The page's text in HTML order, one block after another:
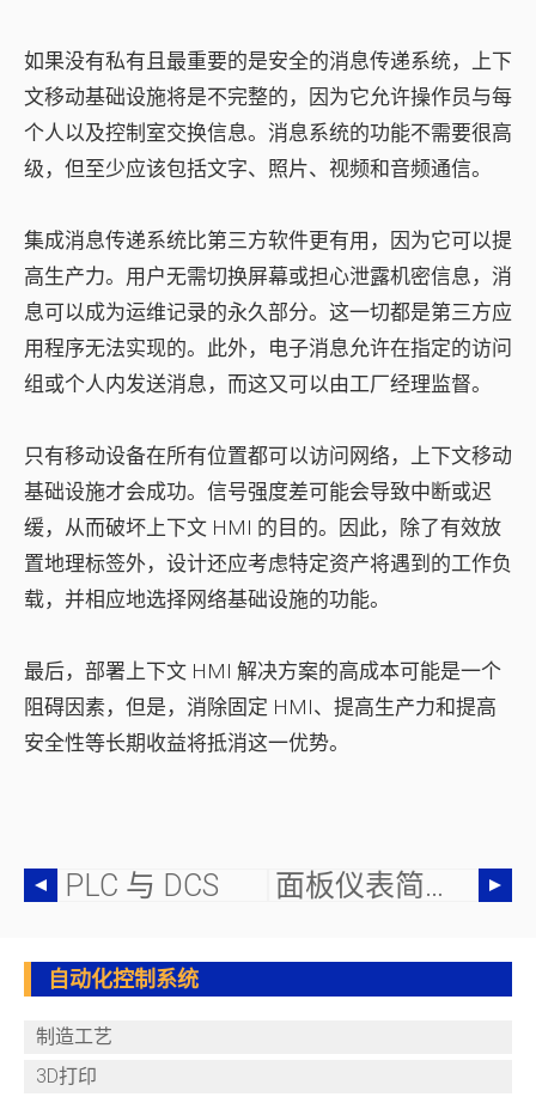
如果没有私有且最重要的是安全的消息传递系统，上下
文移动基础设施将是不完整的，因为它允许操作员与每
个人以及控制室交换信息。消息系统的功能不需要很高
级，但至少应该包括文字、照片、视频和音频通信。
集成消息传递系统比第三方软件更有用，因为它可以提
高生产力。用户无需切换屏幕或担心泄露机密信息，消
息可以成为运维记录的永久部分。这一切都是第三方应
用程序无法实现的。此外，电子消息允许在指定的访问
组或个人内发送消息，而这又可以由工厂经理监督。
只有移动设备在所有位置都可以访问网络，上下文移动
基础设施才会成功。信号强度差可能会导致中断或迟
缓，从而破坏上下文 HMI 的目的。因此，除了有效放
置地理标签外，设计还应考虑特定资产将遇到的工作负
载，并相应地选择网络基础设施的功能。
最后，部署上下文 HMI 解决方案的高成本可能是一个
阻碍因素，但是，消除固定 HMI、提高生产力和提高
安全性等长期收益将抵消这一优势。
PLC 与 DCS 面板仪表简化设计
自动化控制系统
制造工艺
3D打印